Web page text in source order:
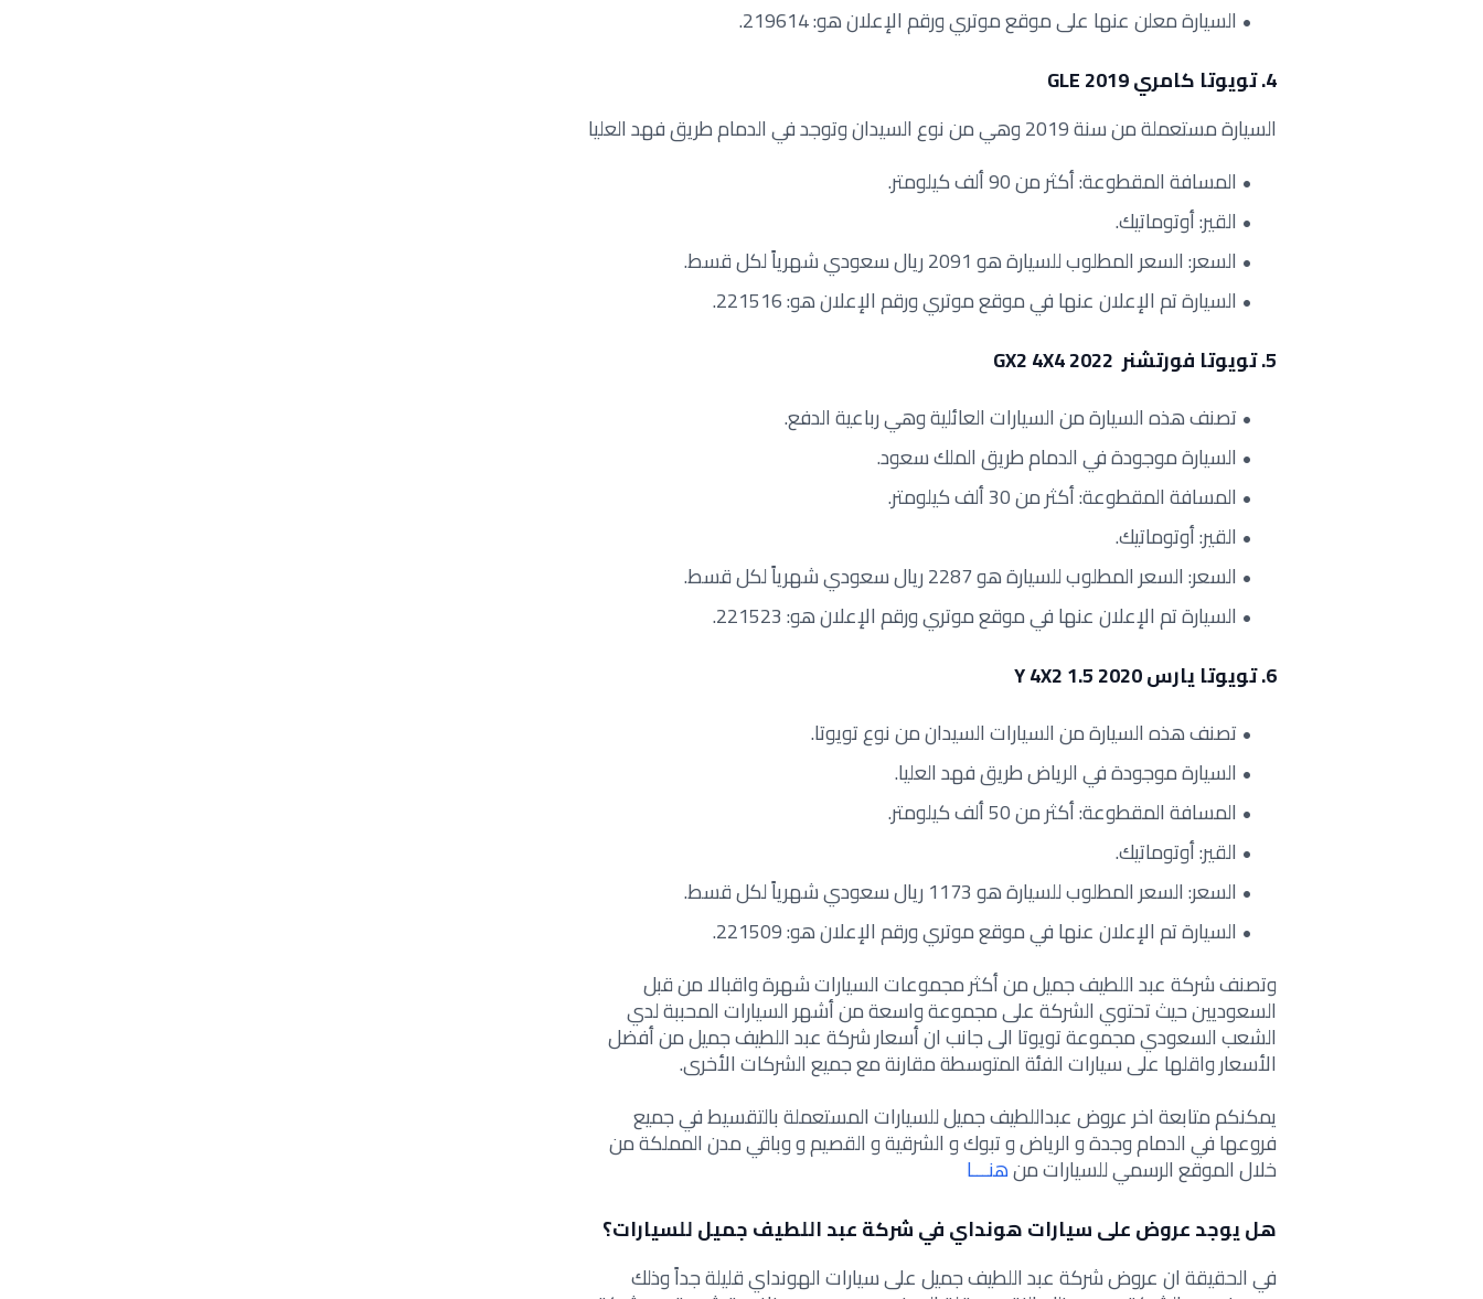
السيارة معلن عنها على موقع موتري ورقم الإعلان هو: 219614.
4. تويوتا كامري GLE 2019
السيارة مستعملة من سنة 2019 وهي من نوع السيدان وتوجد في الدمام طريق فهد العليا
المسافة المقطوعة: أكثر من 90 ألف كيلومتر.
القير: أوتوماتيك.
السعر: السعر المطلوب للسيارة هو 2091 ريال سعودي شهرياً لكل قسط.
السيارة تم الإعلان عنها في موقع موتري ورقم الإعلان هو: 221516.
5. تويوتا فورتشنر GX2 4X4 2022
تصنف هذه السيارة من السيارات العائلية وهي رباعية الدفع.
السيارة موجودة في الدمام طريق الملك سعود.
المسافة المقطوعة: أكثر من 30 ألف كيلومتر.
القير: أوتوماتيك.
السعر: السعر المطلوب للسيارة هو 2287 ريال سعودي شهرياً لكل قسط.
السيارة تم الإعلان عنها في موقع موتري ورقم الإعلان هو: 221523.
6. تويوتا يارس 2020 Y 4X2 1.5
تصنف هذه السيارة من السيارات السيدان من نوع تويوتا.
السيارة موجودة في الرياض طريق فهد العليا.
المسافة المقطوعة: أكثر من 50 ألف كيلومتر.
القير: أوتوماتيك.
السعر: السعر المطلوب للسيارة هو 1173 ريال سعودي شهرياً لكل قسط.
السيارة تم الإعلان عنها في موقع موتري ورقم الإعلان هو: 221509.
وتصنف شركة عبد اللطيف جميل من أكثر مجموعات السيارات شهرة واقبالا من قبل
السعوديين حيث تحتوي الشركة على مجموعة واسعة من أشهر السيارات المحببة لدي
الشعب السعودي مجموعة تويوتا الى جانب ان أسعار شركة عبد اللطيف جميل من أفضل
الأسعار واقلها على سيارات الفئة المتوسطة مقارنة مع جميع الشركات الأخرى.
يمكنكم متابعة اخرعروض عبداللطيف جميل للسيارات المستعملة بالتقسيط في جميع
فروعها في الدمام وجدة و الرياض و تبوك و الشرقية و القصيم و وباقي مدن المملكة من
خلال الموقع الرسمي للسيارات منهنـــا
هل يوجد عروض على سيارات هونداي في شركة عبد اللطيف جميل للسيارات؟
في الحقيقة ان عروض شركة عبد اللطيف جميل على سيارات الهونداي قليلة جداً وذلك